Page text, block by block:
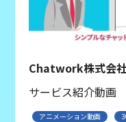
Chatwork株式会社
サービス紹介動画
アニメーション動画